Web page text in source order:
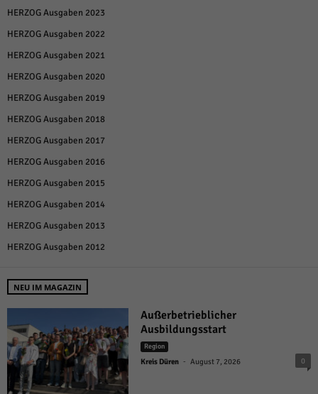
HERZOG Ausgaben 2023
HERZOG Ausgaben 2022
HERZOG Ausgaben 2021
HERZOG Ausgaben 2020
HERZOG Ausgaben 2019
HERZOG Ausgaben 2018
HERZOG Ausgaben 2017
HERZOG Ausgaben 2016
HERZOG Ausgaben 2015
HERZOG Ausgaben 2014
HERZOG Ausgaben 2013
HERZOG Ausgaben 2012
NEU IM MAGAZIN
Außerbetrieblicher
Ausbildungsstart
Region
Kreis Düren - August 7, 2026 0